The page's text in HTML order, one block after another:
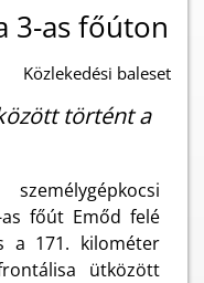
3-as főúton
Közlekedési baleset
történt a
as főút Emőd felé
a 171. kilométer
ütközött